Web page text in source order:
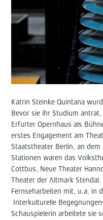
Katrin Steinke Quintana
Bevor sie ihr Studium
Erfurter Opernhaus als
erstes Engagement am
Staatstheater Berlin, an
Stationen waren das
Cottbus, Neue Theater
Theater der Altmark
Fernseharbeiten mit, u.a. in
Interkulturelle
Schauspielerin arbeitete sie